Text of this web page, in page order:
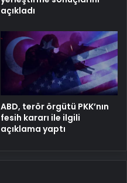
açıkladı
ABD, terör örgütü PKK’nın
fesih kararı ile ilgili
açıklama yaptı